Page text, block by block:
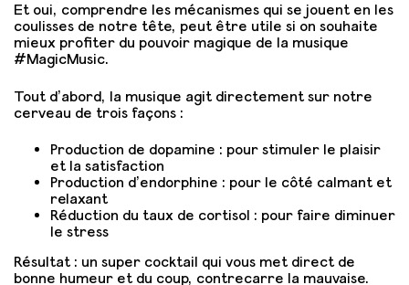
Et oui, comprendre les mécanismes qui se jouent en les
coulisses de notre tête, peut être utile si on souhaite
mieux profiter du pouvoir magique de la musique
#MagicMusic.
Tout d’abord, la musique agit directement sur notre
cerveau de trois façons :
Production de dopamine : pour stimuler le plaisir
et la satisfaction
Production d’endorphine : pour le côté calmant et
relaxant
Réduction du taux de cortisol : pour faire diminuer
le stress
Résultat : un super cocktail qui vous met direct de
bonne humeur et du coup, contrecarre la mauvaise.